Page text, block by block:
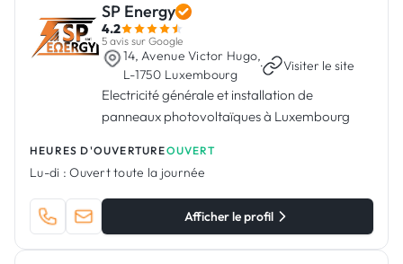
SP Energy
4.2
5 avis sur Google
14, Avenue Victor Hugo,
L-1750 Luxembourg
· Visiter le site
Electricité générale et installation de
panneaux photovoltaïques à Luxembourg
HEURES D'OUVERTUREOUVERT
Lu-di : Ouvert toute la journée
Afficher le profil